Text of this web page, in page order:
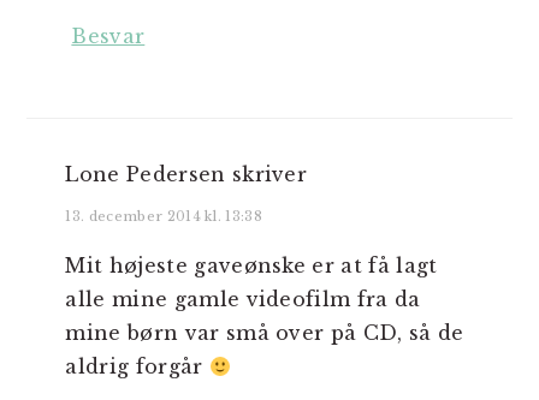
Besvar
Lone Pedersen skriver
13. december 2014 kl. 13:38
Mit højeste gaveønske er at få lagt
alle mine gamle videofilm fra da
mine børn var små over på CD, så de
aldrig forgår